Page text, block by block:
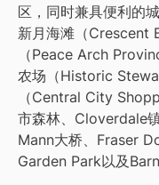
区，同时兼具便利的
新月海滩（Crescent
（Peace Arch
农场（Historic
（Central City
市森林、Cloverdale
Mann大桥、Fraser
Garden Park以及